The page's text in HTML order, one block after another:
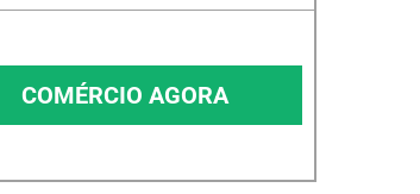
COMÉRCIO AGORA